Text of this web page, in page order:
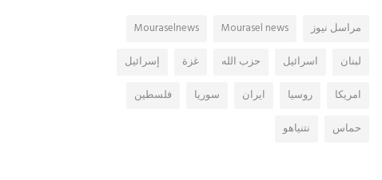
مراسل نيوز Mourasel news
Mouraselnews
لبنان
اسرائيل حزب الله غزة
إسرائيل
امريكا
روسيا ايران سوريا
فلسطين
حماس
نتنياهو